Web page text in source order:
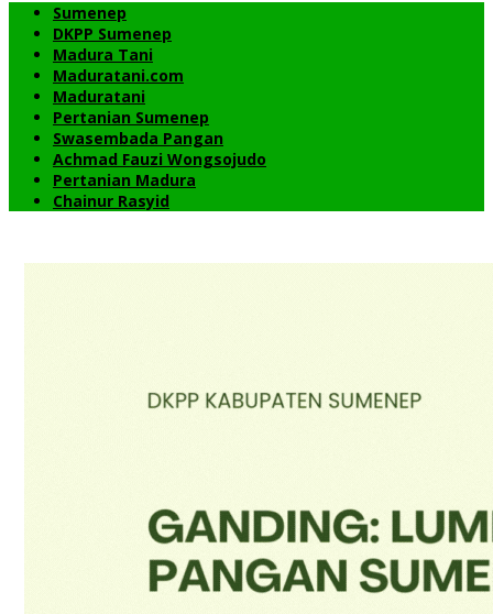
Sumenep
DKPP Sumenep
Madura Tani
Maduratani.com
Maduratani
Pertanian Sumenep
Swasembada Pangan
Achmad Fauzi Wongsojudo
Pertanian Madura
Chainur Rasyid